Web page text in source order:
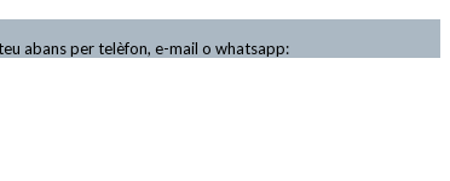
abans per telèfon, e-mail o whatsapp: